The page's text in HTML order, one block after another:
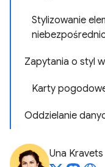
Stylizowanie
Zapytania o styl
Karty
Oddzielanie
Una Kravets